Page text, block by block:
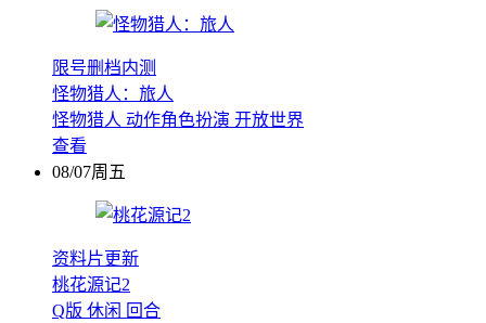
限号删档内测
怪物猎人：旅人
怪物猎人 动作角色扮演 开放世界
查看
08/07周五
资料片更新
桃花源记2
Q版 休闲 回合